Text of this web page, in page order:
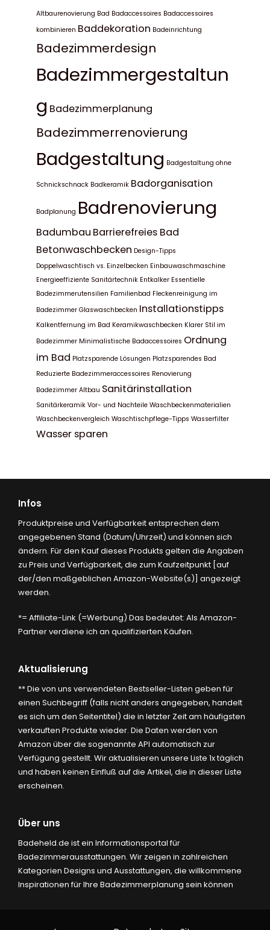
Altbaurenovierung Bad Badaccessoires Badaccessoires
kombinieren Baddekoration Badeinrichtung
Badezimmerdesign
Badezimmergestaltun
g Badezimmerplanung
Badezimmerrenovierung
Badgestaltung Badgestaltung ohne
Schnickschnack Badkeramik Badorganisation
Badplanung Badrenovierung
Badumbau Barrierefreies Bad
Betonwaschbecken Design-Tipps
Doppelwaschtisch vs. Einzelbecken Einbauwaschmaschine
Energieeffiziente Sanitärtechnik Entkalker Essentielle
Badezimmerutensilien Familienbad Fleckenreinigung im
Badezimmer Glaswaschbecken Installationstipps
Kalkentfernung im Bad Keramikwaschbecken Klarer Stil im
Badezimmer Minimalistische Badaccessoires Ordnung
im Bad Platzsparende Lösungen Platzsparendes Bad
Reduzierte Badezimmeraccessoires Renovierung
Badezimmer Altbau Sanitärinstallation
Sanitärkeramik Vor- und Nachteile Waschbeckenmaterialien
Waschbeckenvergleich Waschtischpflege-Tipps Wasserfilter
Wasser sparen
Infos
Produktpreise und Verfügbarkeit entsprechen dem
angegebenen Stand (Datum/Uhrzeit) und können sich
ändern. Für den Kauf dieses Produkts gelten die Angaben
zu Preis und Verfügbarkeit, die zum Kaufzeitpunkt [auf
der/den maßgeblichen Amazon-Website(s)] angezeigt
werden.
*= Affiliate-Link (=Werbung) Das bedeutet: Als Amazon-
Partner verdiene ich an qualifizierten Käufen.
Aktualisierung
** Die von uns verwendeten Bestseller-Listen geben für
einen Suchbegriff (falls nicht anders angegeben, handelt
es sich um den Seitentitel) die in letzter Zeit am häufigsten
verkauften Produkte wieder. Die Daten werden von
Amazon über die sogenannte API automatisch zur
Verfügung gestellt. Wir aktualisieren unsere Liste 1x täglich
und haben keinen Einfluß auf die Artikel, die in dieser Liste
erscheinen.
Über uns
Badeheld.de ist ein Informationsportal für
Badezimmerausstattungen. Wir zeigen in zahlreichen
Kategorien Designs und Ausstattungen, die willkommene
Inspirationen für Ihre Badezimmerplanung sein können